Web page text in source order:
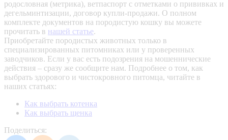
родословная (метрика), ветпаспорт с отметками о прививках и
дегельминтизации, договор купли-продажи. О полном
комплекте документов на породистую кошку вы можете
прочитать в нашей статье.
Приобретайте породистых животных только в
специализированных питомниках или у проверенных
заводчиков. Если у вас есть подозрения на мошеннические
действия – сразу же сообщите нам. Подробнее о том, как
выбрать здорового и чистокровного питомца, читайте в
наших статьях:
Как выбрать котенка
Как выбрать щенка
Поделиться: